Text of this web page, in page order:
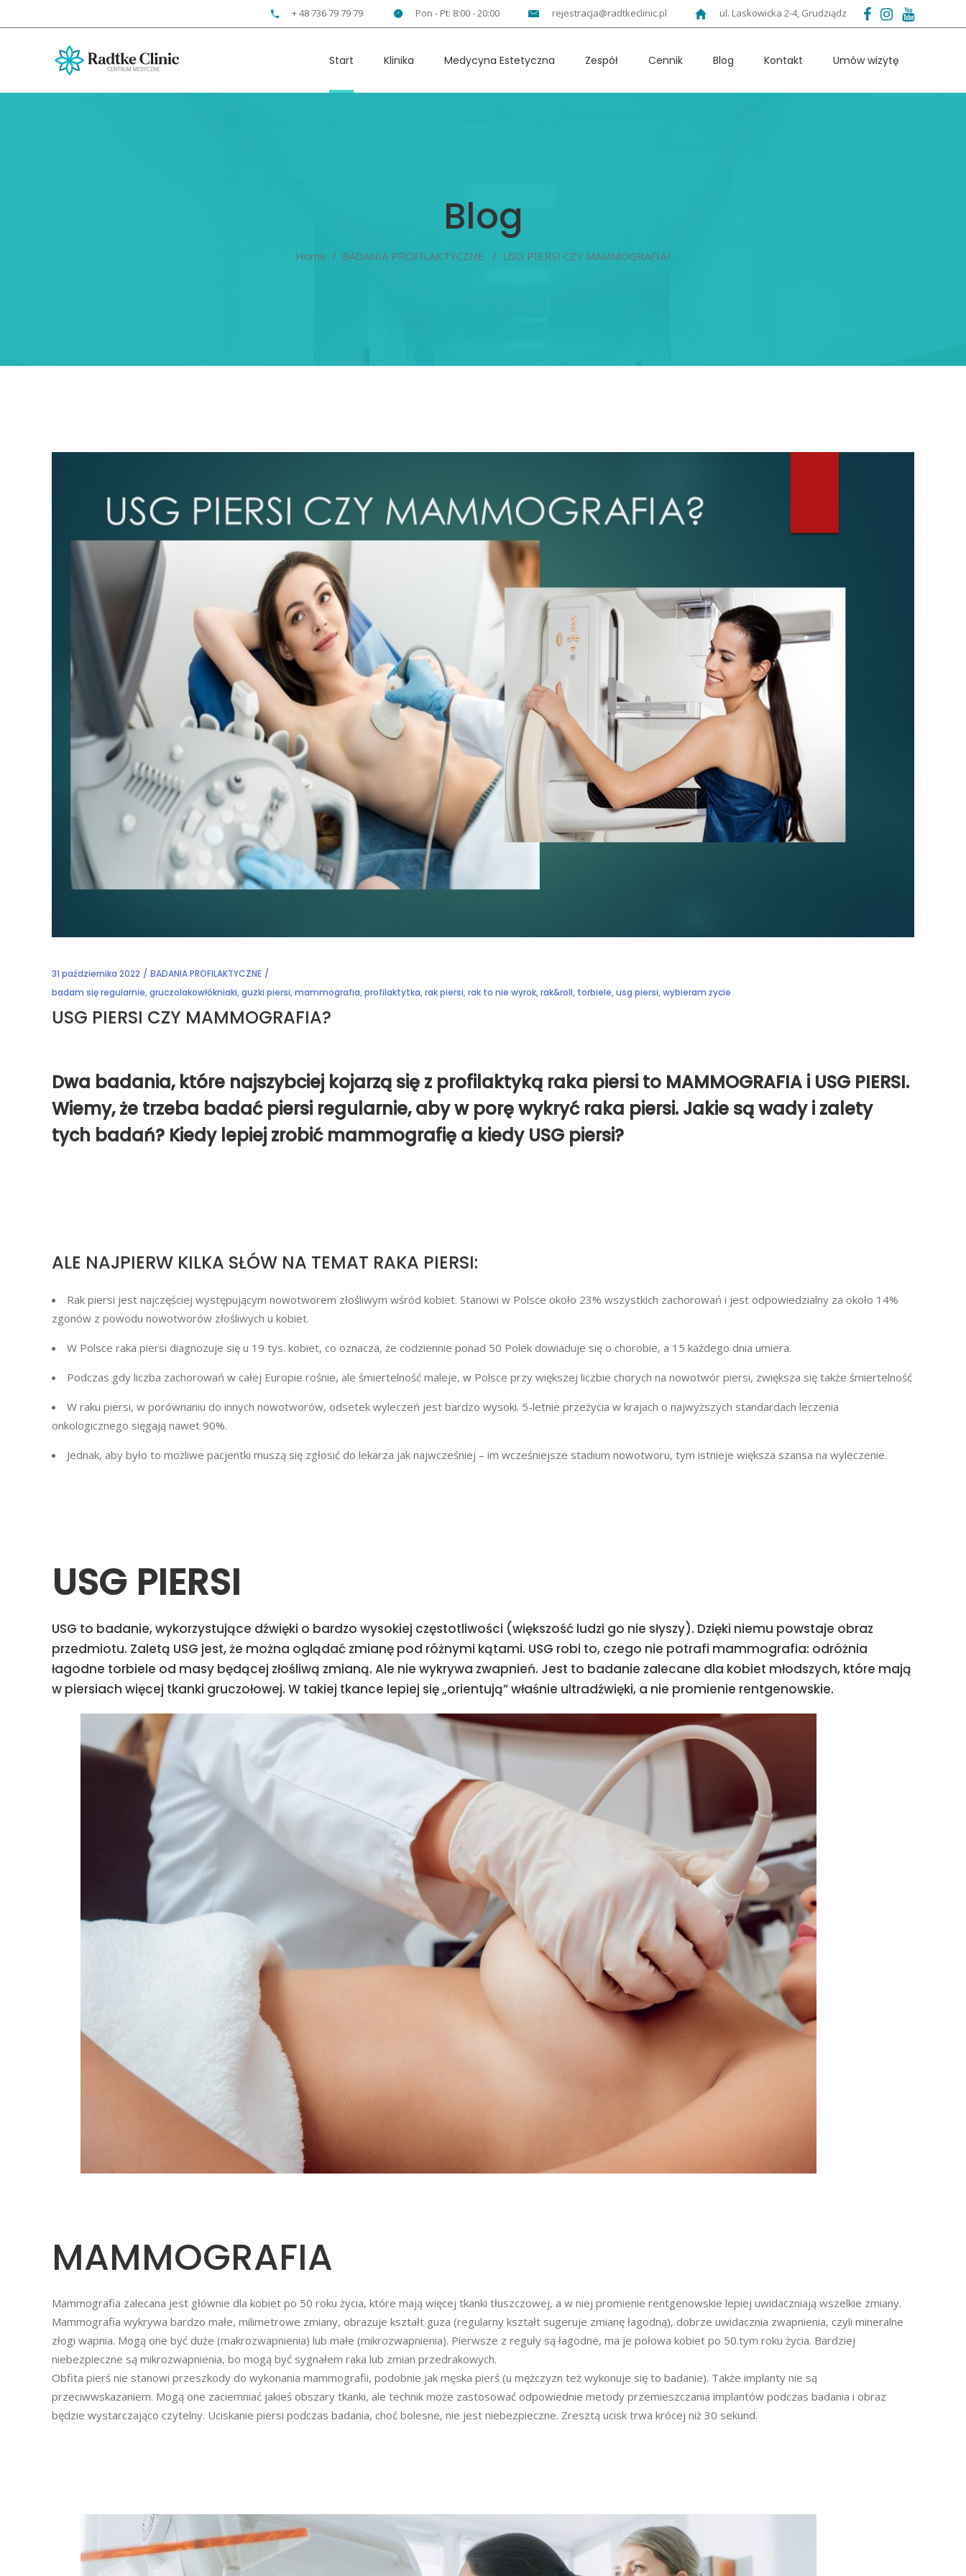
+ 48 736 79 79 79 Pon - Pt: 8:00 - 20:00 rejestracja@radtkeclinic.pl ul. Laskowicka 2-4, Grudziądz
Start Klinika Medycyna Estetyczna Zespół Cennik Blog Kontakt Umów wizytę
Blog
Home / BADANIA PROFILAKTYCZNE / USG PIERSI CZY MAMMOGRAFIA?
31 października 2022
BADANIA PROFILAKTYCZNE
badam się regularnie,gruczolakowłókniaki,guzki piersi,mammografia,profilaktytka,rak piersi,rak to nie wyrok,rak&roll, torbiele,usg piersi,wybieram życie
USG PIERSI CZY MAMMOGRAFIA?
Dwa badania, które najszybciej kojarzą się z profilaktyką raka piersi to MAMMOGRAFIA i USG PIERSI.
Wiemy, że trzeba badać piersi regularnie, aby w porę wykryć raka piersi. Jakie są wady i zalety
tych badań? Kiedy lepiej zrobić mammografię a kiedy USG piersi?
ALE NAJPIERW KILKA SŁÓW NA TEMAT RAKA PIERSI:
Rak piersi jest najczęściej występującym nowotworem złośliwym wśród kobiet. Stanowi w Polsce około 23% wszystkich zachorowań i jest odpowiedzialny za około 14%
zgonów z powodu nowotworów złośliwych u kobiet.
W Polsce raka piersi diagnozuje się u 19 tys. kobiet, co oznacza, że codziennie ponad 50 Polek dowiaduje się o chorobie, a 15 każdego dnia umiera.
Podczas gdy liczba zachorowań w całej Europie rośnie, ale śmiertelność maleje, w Polsce przy większej liczbie chorych na nowotwór piersi, zwiększa się także śmiertelność
W raku piersi, w porównaniu do innych nowotworów, odsetek wyleczeń jest bardzo wysoki. 5-letnie przeżycia w krajach o najwyższych standardach leczenia
onkologicznego sięgają nawet 90%.
Jednak, aby było to możliwe pacjentki muszą się zgłosić do lekarza jak najwcześniej – im wcześniejsze stadium nowotworu, tym istnieje większa szansa na wyleczenie.
USG PIERSI
USG to badanie, wykorzystujące dźwięki o bardzo wysokiej częstotliwości (większość ludzi go nie słyszy). Dzięki niemu powstaje obraz
przedmiotu. Zaletą USG jest, że można oglądać zmianę pod różnymi kątami. USG robi to, czego nie potrafi mammografia: odróżnia
łagodne torbiele od masy będącej złośliwą zmianą. Ale nie wykrywa zwapnień. Jest to badanie zalecane dla kobiet młodszych, które mają
w piersiach więcej tkanki gruczołowej. W takiej tkance lepiej się „orientują” właśnie ultradźwięki, a nie promienie rentgenowskie.
MAMMOGRAFIA
Mammografia zalecana jest głównie dla kobiet po 50 roku życia, które mają więcej tkanki tłuszczowej, a w niej promienie rentgenowskie lepiej uwidaczniają wszelkie zmiany.
Mammografia wykrywa bardzo małe, milimetrowe zmiany, obrazuje kształt guza (regularny kształt sugeruje zmianę łagodną), dobrze uwidacznia zwapnienia, czyli mineralne
złogi wapnia. Mogą one być duże (makrozwapnienia) lub małe (mikrozwapnienia). Pierwsze z reguły są łagodne, ma je połowa kobiet po 50.tym roku życia. Bardziej
niebezpieczne są mikrozwapnienia, bo mogą być sygnałem raka lub zmian przedrakowych.
Obfita pierś nie stanowi przeszkody do wykonania mammografii, podobnie jak męska pierś (u mężczyzn też wykonuje się to badanie). Także implanty nie są
przeciwwskazaniem. Mogą one zaciemniać jakieś obszary tkanki, ale technik może zastosować odpowiednie metody przemieszczania implantów podczas badania i obraz
będzie wystarczająco czytelny. Uciskanie piersi podczas badania, choć bolesne, nie jest niebezpieczne. Zresztą ucisk trwa krócej niż 30 sekund.